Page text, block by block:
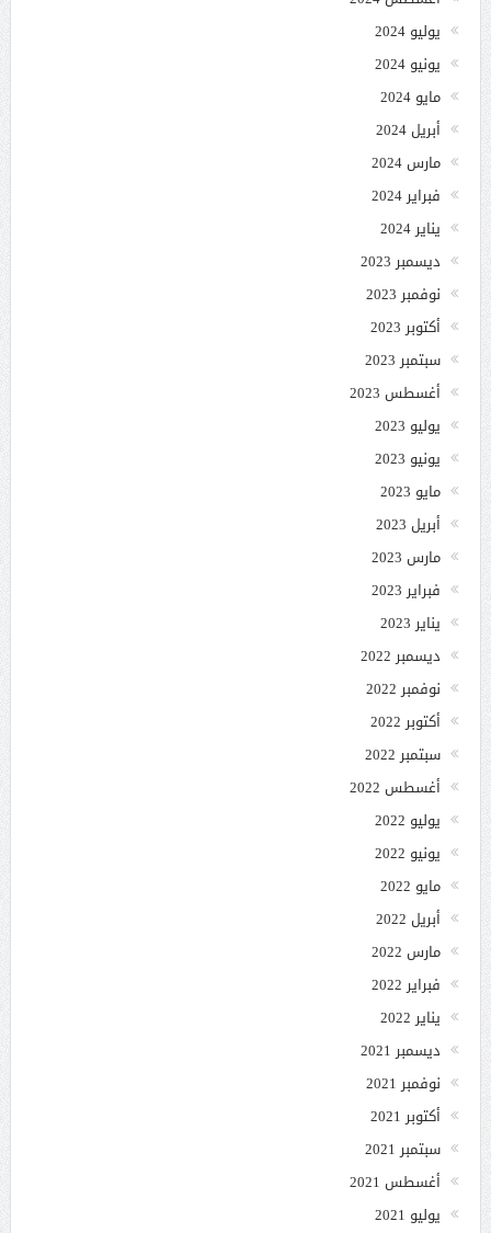
يوليو 2024
يونيو 2024
مايو 2024
أبريل 2024
مارس 2024
فبراير 2024
يناير 2024
ديسمبر 2023
نوفمبر 2023
أكتوبر 2023
سبتمبر 2023
أغسطس 2023
يوليو 2023
يونيو 2023
مايو 2023
أبريل 2023
مارس 2023
فبراير 2023
يناير 2023
ديسمبر 2022
نوفمبر 2022
أكتوبر 2022
سبتمبر 2022
أغسطس 2022
يوليو 2022
يونيو 2022
مايو 2022
أبريل 2022
مارس 2022
فبراير 2022
يناير 2022
ديسمبر 2021
نوفمبر 2021
أكتوبر 2021
سبتمبر 2021
أغسطس 2021
يوليو 2021